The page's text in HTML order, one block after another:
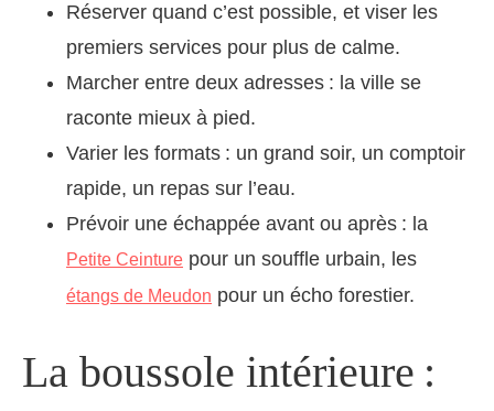
Réserver quand c’est possible, et viser les
premiers services pour plus de calme.
Marcher entre deux adresses : la ville se
raconte mieux à pied.
Varier les formats : un grand soir, un comptoir
rapide, un repas sur l’eau.
Prévoir une échappée avant ou après : la
Petite Ceinture pour un souffle urbain, les
étangs de Meudon pour un écho forestier.
La boussole intérieure :